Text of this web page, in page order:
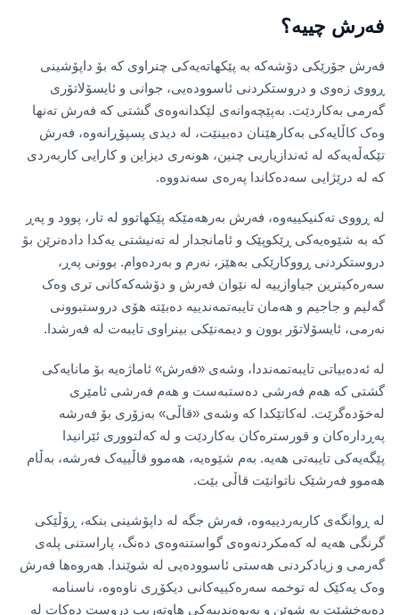
فەرش چییە؟
فەرش جۆرێکی دۆشەکە بە پێکهاتەیەکی چنراوی کە بۆ داپۆشینی
ڕووی زەوی و دروستکردنی ئاسوودەیی، جوانی و ئایسۆلاتۆری
گەرمی بەکاردێت. بەپێچەوانەی لێکدانەوەی گشتی کە فەرش تەنها
وەک کاڵایەکی بەکارهێنان دەبینێت، لە دیدی پسپۆڕانەوە، فەرش
تێکەڵەیەکە لە ئەندازیاریی چنین، هونەری دیزاین و کارایی کاربەردی
کە لە درێژایی سەدەکاندا پەرەی سەندووە.
لە ڕووی تەکنیکییەوە، فەرش بەرهەمێکە پێکهاتوو لە تار، پوود و پەڕ
کە بە شێوەیەکی ڕێکوپێک و ئامانجدار لە تەنیشتی یەکدا دادەنرێن بۆ
دروستکردنی ڕووکارێکی بەهێز، نەرم و بەردەوام. بوونی پەڕ،
سەرەکیترین جیاوازییە لە نێوان فەرش و دۆشەکەکانی تری وەک
گەلیم و جاجیم و هەمان تایبەتمەندییە دەبێتە هۆی دروستبوونی
نەرمی، ئایسۆلاتۆر بوون و دیمەنێکی بینراوی تایبەت لە فەرشدا.
لە ئەدەبیاتی تایبەتمەنددا، وشەی «فەرش» ئاماژەیە بۆ مانایەکی
گشتی کە هەم فەرشی دەستبەست و هەم فەرشی ئامێری
لەخۆدەگرێت. لەکاتێکدا کە وشەی «قاڵی» بەزۆری بۆ فەرشە
پەڕدارەکان و قورسترەکان بەکاردێت و لە کەلتووری ئێرانیدا
پێگەیەکی تایبەتی هەیە. بەم شێوەیە، هەموو قاڵییەک فەرشە، بەڵام
هەموو فەرشێک ناتوانێت قاڵی بێت.
لە ڕوانگەی کاربەردییەوە، فەرش جگە لە داپۆشینی بنکە، ڕۆڵێکی
گرنگی هەیە لە کەمکردنەوەی گواستنەوەی دەنگ، پاراستنی پلەی
گەرمی و زیادکردنی هەستی ئاسوودەیی لە شوێندا. هەروەها فەرش
وەک یەکێک لە توخمە سەرەکییەکانی دیکۆڕی ناوەوە، ناسنامە
دەبەخشێت بە شوێن و پەیوەندییەکی هاوتەریب دروست دەکات لە